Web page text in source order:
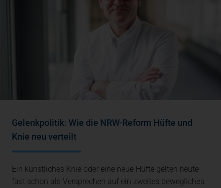
Gelenkpolitik: Wie die NRW-Reform Hüfte und
Knie neu verteilt
Ein künstliches Knie oder eine neue Hüfte gelten heute
fast schon als Versprechen auf ein zweites bewegliches